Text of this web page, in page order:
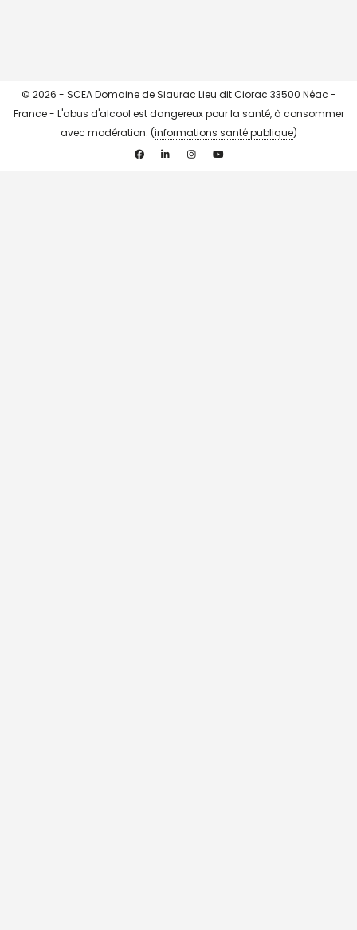
© 2026 - SCEA Domaine de Siaurac Lieu dit Ciorac 33500 Néac -
France - L'abus d'alcool est dangereux pour la santé, à consommer
avec modération. (informations santé publique)
FacebookLinkedin InstagramYouTube